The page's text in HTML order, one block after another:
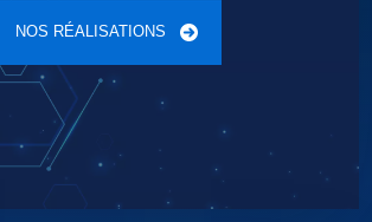
NOS RÉALISATIONS